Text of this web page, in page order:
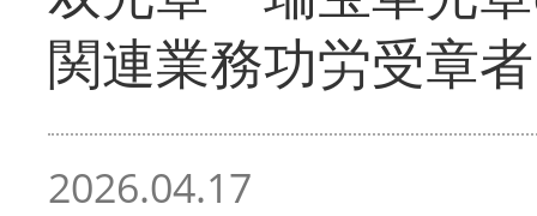
関連業務功労受章者
2026.04.17